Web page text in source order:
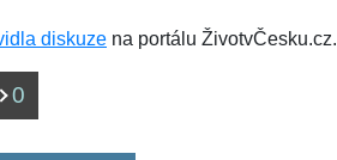
diskuze na portálu ŽivotvČesku.cz.
0